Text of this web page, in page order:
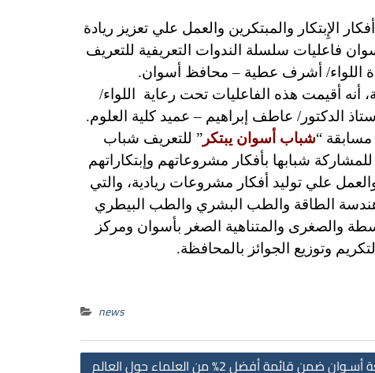
الإِبتكار والمبتكرين والعمل علي تعزيز ريادة
فاعليات سلسلة الندوات التعريفية للتعريف
اللواء/ أشرف عطية – محافظ أسوان.
أقيمت هذه الفاعليات تحت رعاية اللواء/
الدكتور/ عاطف إبراهيم – عميد كلية العلوم.
مسابقة “شباب أسوان يبتكر” للتعريف شباب
شبابها بأفكار مشروعاتهم وإبتكاراتهم
علي توليد أفكار مشروعات ريادية، والتي
الطاقة والطب البشري والطب البيطري
والصغرى والمتناهية الصغر بأسوان ومركز
وتوزيع الجوائز بالمحافظة.
news
قائمة أفضل 2% من العلماء حول العالم